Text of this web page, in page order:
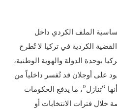
الملف الكردي داخل
الكردية في تركيا لا تُطرح
بوحدة الدولة والهوية الوطنية،
على أوجلان قد تُفسر داخلياً من
“تنازل”، ما يدفع الحكومات
خلال فترات الانتخابات أو